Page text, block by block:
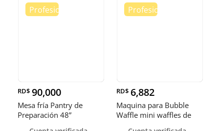
RD$ 90,000
Mesa fría Pantry de
Preparación 48”
RD$ 6,882
Maquina para Bubble
Waffle mini waffles de